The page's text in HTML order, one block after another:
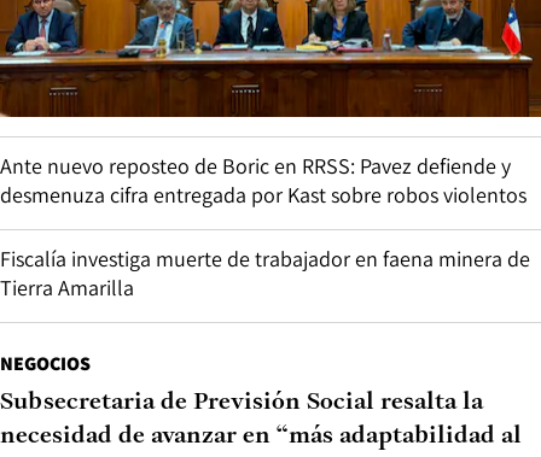
Ante nuevo reposteo de Boric en RRSS: Pavez defiende y
desmenuza cifra entregada por Kast sobre robos violentos
Fiscalía investiga muerte de trabajador en faena minera de
Tierra Amarilla
NEGOCIOS
Subsecretaria de Previsión Social resalta la
necesidad de avanzar en “más adaptabilidad al